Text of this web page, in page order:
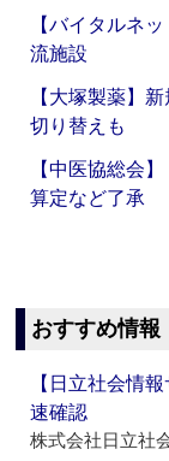
【バイタルネ
流施設
【大塚製薬】
切り替えも
【中医協総会
算定など了承
おすすめ情報
【日立社会情
速確認
株式会社日立社